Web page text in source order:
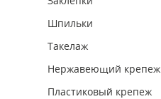
Шпильки
Такелаж
Нержавеющий крепеж
Пластиковый крепеж